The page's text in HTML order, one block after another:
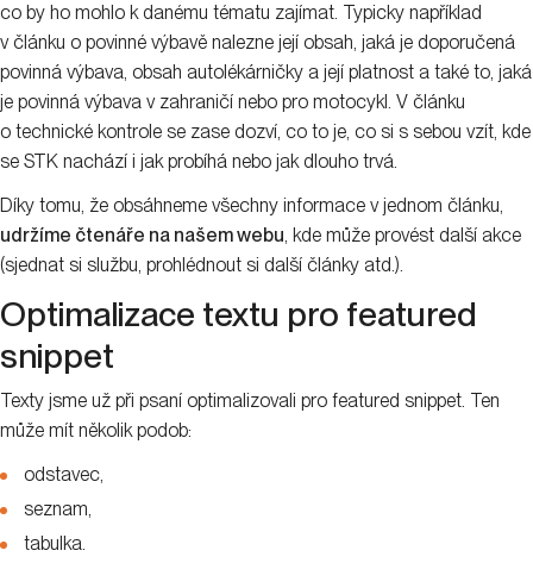
co by ho mohlo k danému tématu zajímat. Typicky například
v článku o povinné výbavě nalezne její obsah, jaká je doporučená
povinná výbava, obsah autolékárničky a její platnost a také to, jaká
je povinná výbava v zahraničí nebo pro motocykl. V článku
o technické kontrole se zase dozví, co to je, co si s sebou vzít, kde
se STK nachází i jak probíhá nebo jak dlouho trvá.
Díky tomu, že obsáhneme všechny informace v jednom článku,
udržíme čtenáře na našem webu, kde může provést další akce
(sjednat si službu, prohlédnout si další články atd.).
Optimalizace textu pro featured
snippet
Texty jsme už při psaní optimalizovali pro featured snippet. Ten
může mít několik podob:
odstavec,
seznam,
tabulka.